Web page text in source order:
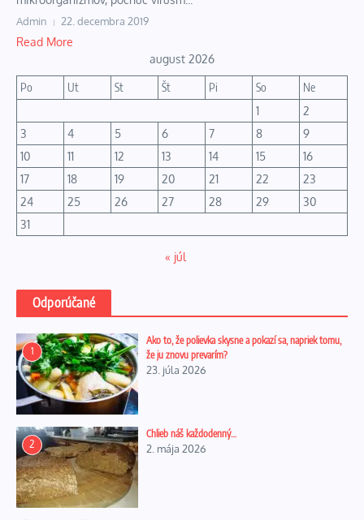
Admin 22. decembra 2019
Read More
august 2026
Po Ut St Št Pi So
Ne
1
2
3
4 5 6 7 8
9
10
11 12 13 14 15
16
17
18 19 20 21 22
23
24
25 26 27 28 29
30
31
« júl
Odporúčané
1
Ako to, že polievka skysne a pokazí sa, napriek tomu,
že ju znovu prevarím?
23. júla 2026
2
Chlieb náš každodenný…
2. mája 2026